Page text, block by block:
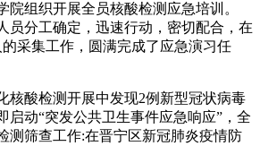
院组织开展全员核酸检测应急培训。
员分工确定，迅速行动，密切配合，在
采集工作，圆满完成了应急演习任
核酸检测开展中发现2例新型冠状病毒
启动“突发公共卫生事件应急响应”，全
测筛查工作:在晋宁区新冠肺炎疫情防